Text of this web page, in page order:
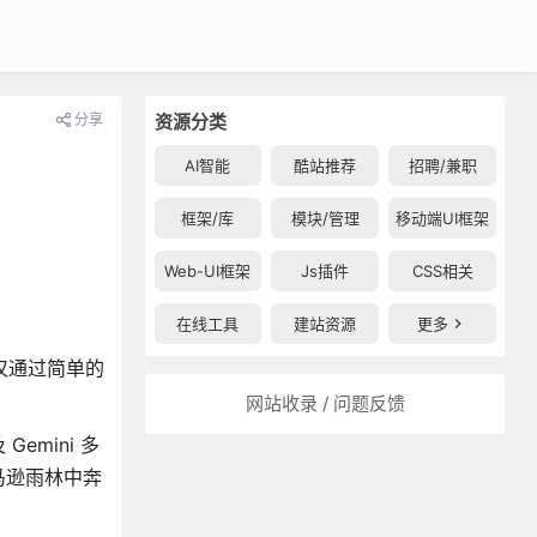
资源分类
AI智能 酷站推荐 招聘/兼职
框架/库 模块/管理 移动端UI框架
Web-UI框架 Js插件 CSS相关
在线工具 建站资源 更多
网站收录 / 问题反馈
分享
过简单的
Gemini 多
雨林中奔